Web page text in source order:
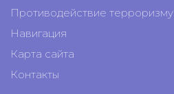
Противодействие терроризму
Навигация
Карта сайта
Контакты